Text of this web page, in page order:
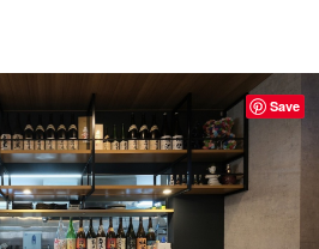
Save